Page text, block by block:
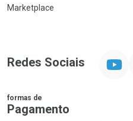
Marketplace
Redes Sociais
formas de
Pagamento